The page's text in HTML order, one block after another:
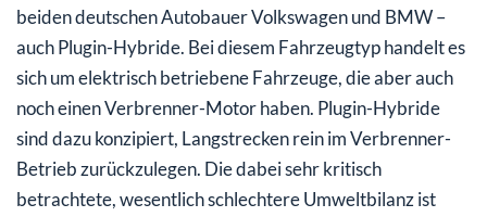
beiden deutschen Autobauer Volkswagen und BMW –
auch Plugin-Hybride. Bei diesem Fahrzeugtyp handelt es
sich um elektrisch betriebene Fahrzeuge, die aber auch
noch einen Verbrenner-Motor haben. Plugin-Hybride
sind dazu konzipiert, Langstrecken rein im Verbrenner-
Betrieb zurückzulegen. Die dabei sehr kritisch
betrachtete, wesentlich schlechtere Umweltbilanz ist